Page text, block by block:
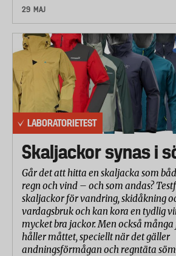
29 MAJ
LABORATORIETEST
Skaljackor synas i
Går det att hitta en skaljacka som
regn och vind – och som andas?
skaljackor för vandring, skidåkning
vardagsbruk och kan kora en tydlig
mycket bra jackor. Men också
håller måttet, speciellt när det gäller
andningsförmågan och regntäta